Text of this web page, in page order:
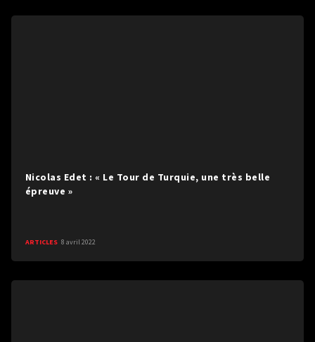
Nicolas Edet : « Le Tour de Turquie, une très belle
épreuve »
ARTICLES 8 avril 2022